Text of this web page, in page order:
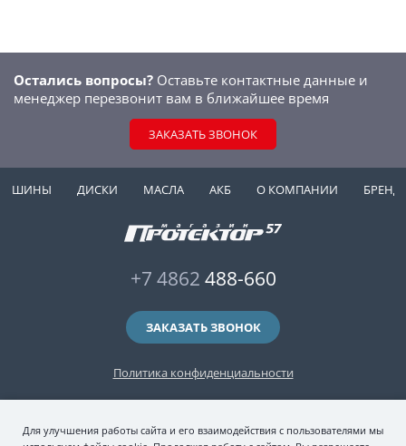
Остались вопросы? Оставьте контактные данные и
менеджер перезвонит вам в ближайшее время
ЗАКАЗАТЬ ЗВОНОК
ШИНЫ ДИСКИ МАСЛА АКБ О КОМПАНИИ
Политика конфиденциальности
+7 4862 488-660
ЗАКАЗАТЬ ЗВОНОК
2006-2026 © интернет-магазин "Протектор 57" — автомобильные шины
(зимние и летние шины), колесные диски, шиномонтаж и хранение шин.
Для улучшения работы сайта и его взаимодействия с пользователями мы